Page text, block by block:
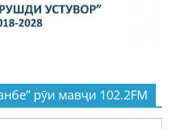
рӯи мавҷи 102.2FM